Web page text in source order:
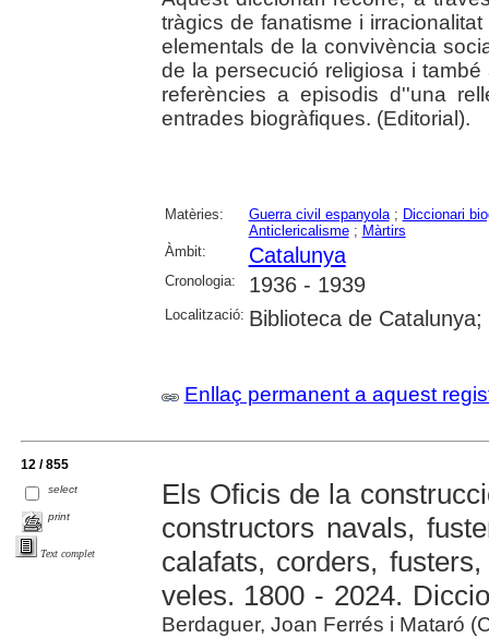
tràgics de fanatisme i
elementals de la convivència
de la persecució religiosa i
referències a episodis d''una
entrades biogràfiques. (Editorial).
Matèries: Guerra civil espanyola; Diccionari
Anticlericalisme; Màrtirs
Àmbit:
Catalunya
Cronologia: 1936 - 1939
Localització: Biblioteca de
Enllaç permanent a aquest
12 / 855
select
print
Text complet
Els Oficis de la
constructors navals,
calafats, corders,
veles. 1800 - 2024.
Berdaguer, Joan Ferrés i Mataró